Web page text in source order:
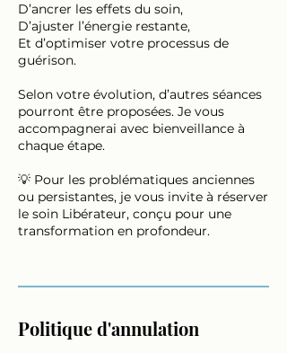
D’ancrer les effets du soin,
D’ajuster l’énergie restante,
Et d’optimiser votre processus de
guérison.
Selon votre évolution, d’autres séances
pourront être proposées. Je vous
accompagnerai avec bienveillance à
chaque étape.
💡 Pour les problématiques anciennes
ou persistantes, je vous invite à réserver
le soin Libérateur, conçu pour une
transformation en profondeur.
Politique d'annulation